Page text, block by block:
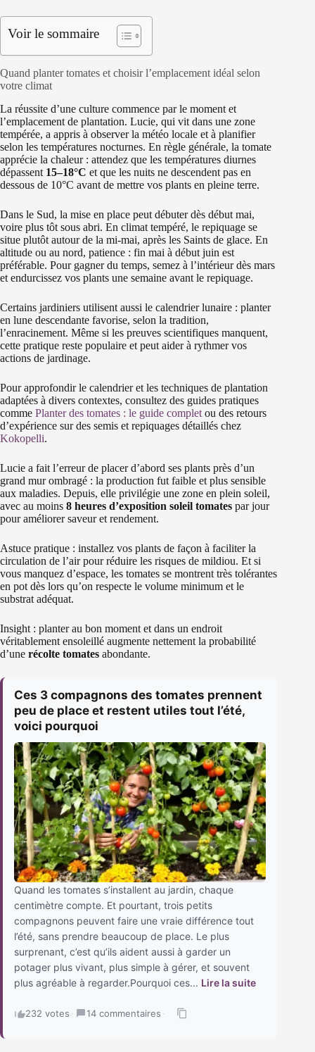
Voir le sommaire
Quand planter tomates et choisir l’emplacement idéal selon
votre climat
La réussite d’une culture commence par le moment et
l’emplacement de plantation. Lucie, qui vit dans une zone
tempérée, a appris à observer la météo locale et à planifier
selon les températures nocturnes. En règle générale, la tomate
apprécie la chaleur : attendez que les températures diurnes
dépassent 15–18°C et que les nuits ne descendent pas en
dessous de 10°C avant de mettre vos plants en pleine terre.
Dans le Sud, la mise en place peut débuter dès début mai,
voire plus tôt sous abri. En climat tempéré, le repiquage se
situe plutôt autour de la mi-mai, après les Saints de glace. En
altitude ou au nord, patience : fin mai à début juin est
préférable. Pour gagner du temps, semez à l’intérieur dès mars
et endurcissez vos plants une semaine avant le repiquage.
Certains jardiniers utilisent aussi le calendrier lunaire : planter
en lune descendante favorise, selon la tradition,
l’enracinement. Même si les preuves scientifiques manquent,
cette pratique reste populaire et peut aider à rythmer vos
actions de jardinage.
Pour approfondir le calendrier et les techniques de plantation
adaptées à divers contextes, consultez des guides pratiques
comme Planter des tomates : le guide complet ou des retours
d’expérience sur des semis et repiquages détaillés chez
Kokopelli.
Lucie a fait l’erreur de placer d’abord ses plants près d’un
grand mur ombragé : la production fut faible et plus sensible
aux maladies. Depuis, elle privilégie une zone en plein soleil,
avec au moins 8 heures d’exposition soleil tomates par jour
pour améliorer saveur et rendement.
Astuce pratique : installez vos plants de façon à faciliter la
circulation de l’air pour réduire les risques de mildiou. Et si
vous manquez d’espace, les tomates se montrent très tolérantes
en pot dès lors qu’on respecte le volume minimum et le
substrat adéquat.
Insight : planter au bon moment et dans un endroit
véritablement ensoleillé augmente nettement la probabilité
d’une récolte tomates abondante.
Ces 3 compagnons des tomates prennent
peu de place et restent utiles tout l’été,
voici pourquoi
Quand les tomates s’installent au jardin, chaque
centimètre compte. Et pourtant, trois petits
compagnons peuvent faire une vraie différence tout
l’été, sans prendre beaucoup de place. Le plus
surprenant, c’est qu’ils aident aussi à garder un
potager plus vivant, plus simple à gérer, et souvent
plus agréable à regarder.Pourquoi ces... Lire la suite
232 votes · 14 commentaires ·